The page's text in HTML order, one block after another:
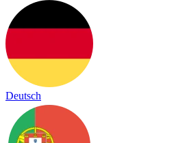
Deutsch